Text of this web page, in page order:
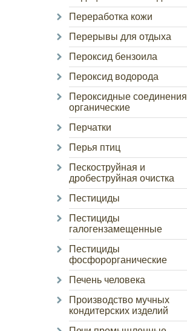
Переработка кожи
Перерывы для отдыха
Пероксид бензоила
Пероксид водорода
Пероксидные соединения
органические
Перчатки
Перья птиц
Пескоструйная и
дробеструйная очистка
Пестициды
Пестициды
галогензамещенные
Пестициды
фосфорорганические
Печень человека
Производство мучных
кондитерских изделий